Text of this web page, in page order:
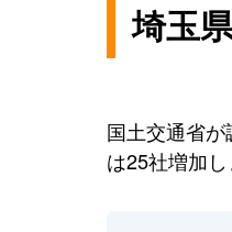
埼玉
国土交通省
は25社増加し